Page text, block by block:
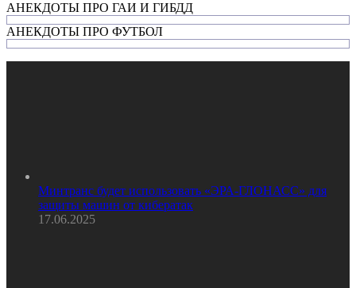
АНЕКДОТЫ ПРО ГАИ И ГИБДД
АНЕКДОТЫ ПРО ФУТБОЛ
Минтранс будет использовать «ЭРА-ГЛОНАСС» для
защиты машин от кибератак
17.06.2025